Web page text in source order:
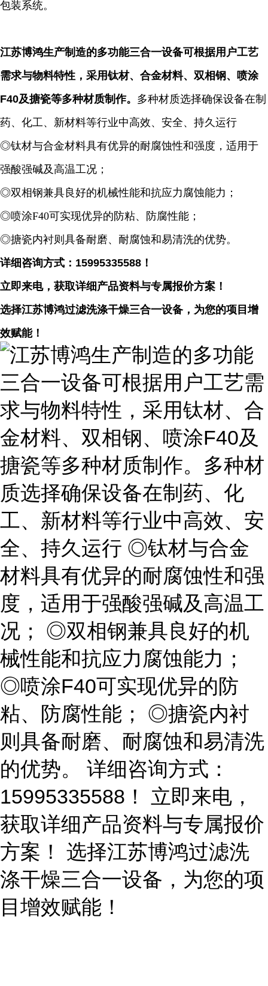
包装系统。
江苏博鸿生产制造的多功能三合一设备可根据用户工艺
需求与物料特性，采用钛材、合金材料、双相钢、喷涂
F40及搪瓷等多种材质制作。 多种材质选择确保设备在制
药、化工、新材料等行业中高效、安全、持久运行
◎钛材与合金材料具有优异的耐腐蚀性和强度，适用于
强酸强碱及高温工况；
◎双相钢兼具良好的机械性能和抗应力腐蚀能力；
◎喷涂F40可实现优异的防粘、防腐性能；
◎搪瓷内衬则具备耐磨、耐腐蚀和易清洗的优势。
详细咨询方式：15995335588！
立即来电，获取详细产品资料与专属报价方案！
选择江苏博鸿过滤洗涤干燥三合一设备，为您的项目增
效赋能！